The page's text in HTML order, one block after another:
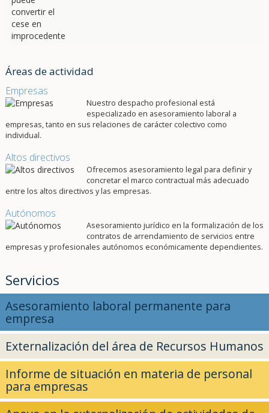
Áreas de actividad
Empresas
Nuestro despacho profesional está
especializado en asesoramiento laboral a
empresas, tanto en sus relaciones de carácter colectivo como
individual.
Altos directivos
Ofrecemos asesoramiento legal para definir y
concretar el marco contractual más adecuado
entre los altos directivos y las empresas.
Autónomos
Asesoramiento jurídico en la formalización de los
contratos de arrendamiento de servicios entre
empresas y profesionales autónomos económicamente dependientes.
Servicios
Asesoramiento laboral permanente para
empresa
Externalización del área de Recursos Humanos
Informe de situación en materia de personal
para empresas